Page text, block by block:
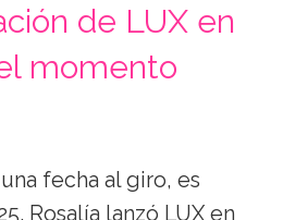
de LUX en
momento
fecha al giro, es
Rosalía lanzó LUX en